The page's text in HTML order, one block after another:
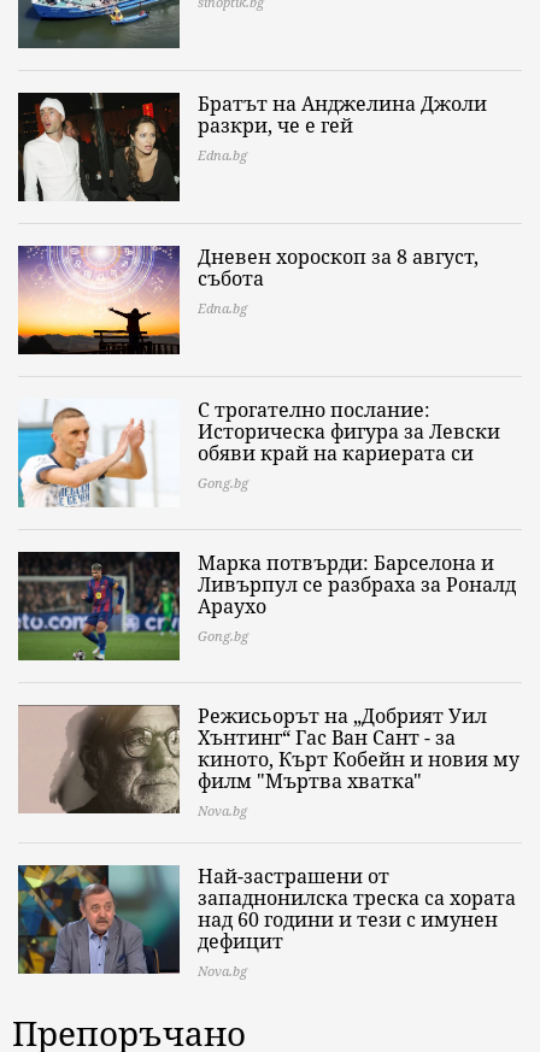
Братът на Анджелина Джоли
разкри, че е гей
Edna.bg
Дневен хороскоп за 8 август,
събота
Edna.bg
С трогателно послание:
Историческа фигура за Левски
обяви край на кариерата си
Gong.bg
Марка потвърди: Барселона и
Ливърпул се разбраха за Роналд
Араухо
Gong.bg
Режисьорът на „Добрият Уил
Хънтинг“ Гас Ван Сант - за
киното, Кърт Кобейн и новия му
филм "Мъртва хватка"
Nova.bg
Най-застрашени от
западнонилска треска са хората
над 60 години и тези с имунен
дефицит
Nova.bg
Препоръчано